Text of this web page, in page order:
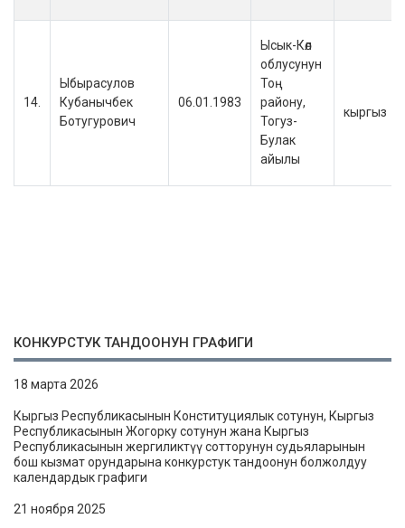
14.
Ыбырасулов
Кубанычбек
Ботугурович
06.01.1983
Ысык-Көл
облусунун
Тоң
району,
Тогуз-
Булак
айылы
кыргыз
КОНКУРСТУК ТАНДООНУН ГРАФИГИ
18 марта 2026
Кыргыз Республикасынын Конституциялык сотунун, Кыргыз
Республикасынын Жогорку сотунун жана Кыргыз
Республикасынын жергиликтүү сотторунун судьяларынын
бош кызмат орундарына конкурстук тандоонун болжолдуу
календардык графиги
21 ноября 2025